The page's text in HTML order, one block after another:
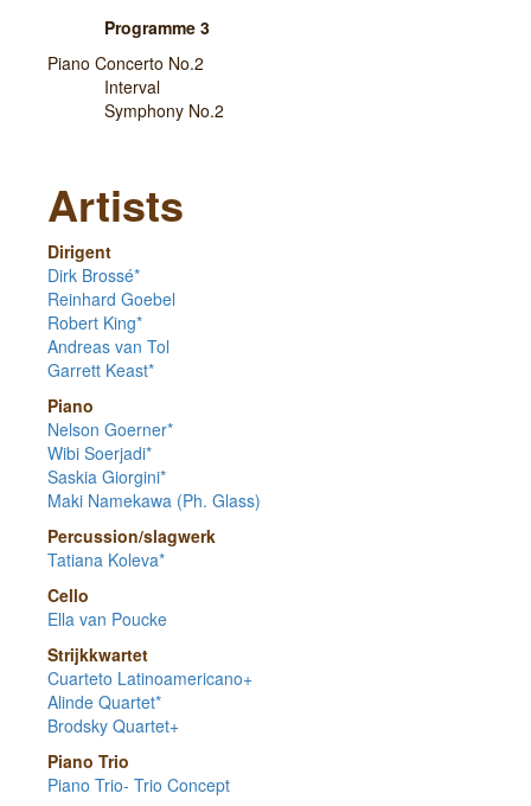
Programme 3
Piano Concerto No.2
Interval
Symphony No.2
Artists
Dirigent
Dirk Brossé*
Reinhard Goebel
Robert King*
Andreas van Tol
Garrett Keast*
Piano
Nelson Goerner*
Wibi Soerjadi*
Saskia Giorgini*
Maki Namekawa (Ph. Glass)
Percussion/slagwerk
Tatiana Koleva*
Cello
Ella van Poucke
Strijkkwartet
Cuarteto Latinoamericano+
Alinde Quartet*
Brodsky Quartet+
Piano Trio
Piano Trio- Trio Concept